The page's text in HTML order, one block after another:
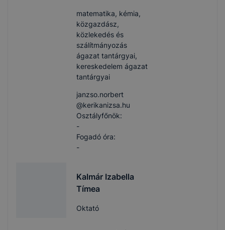
matematika, kémia,
közgazdász,
közlekedés és
szálítmányozás
ágazat tantárgyai,
kereskedelem ágazat
tantárgyai
janzso.norbert​
@kerikanizsa.hu
Osztályfőnök:
-
Fogadó óra:
-
Kalmár Izabella
Tímea
Oktató